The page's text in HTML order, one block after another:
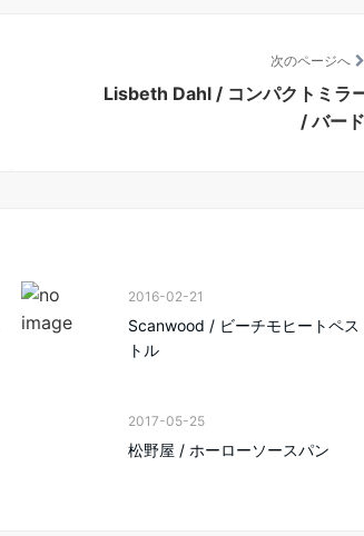
次のページへ
Lisbeth Dahl / コンパクトミラ
/ バード
2016-02-21
Scanwood / ビーチモヒートペス
トル
2017-05-25
松野屋 / ホーローソースパン